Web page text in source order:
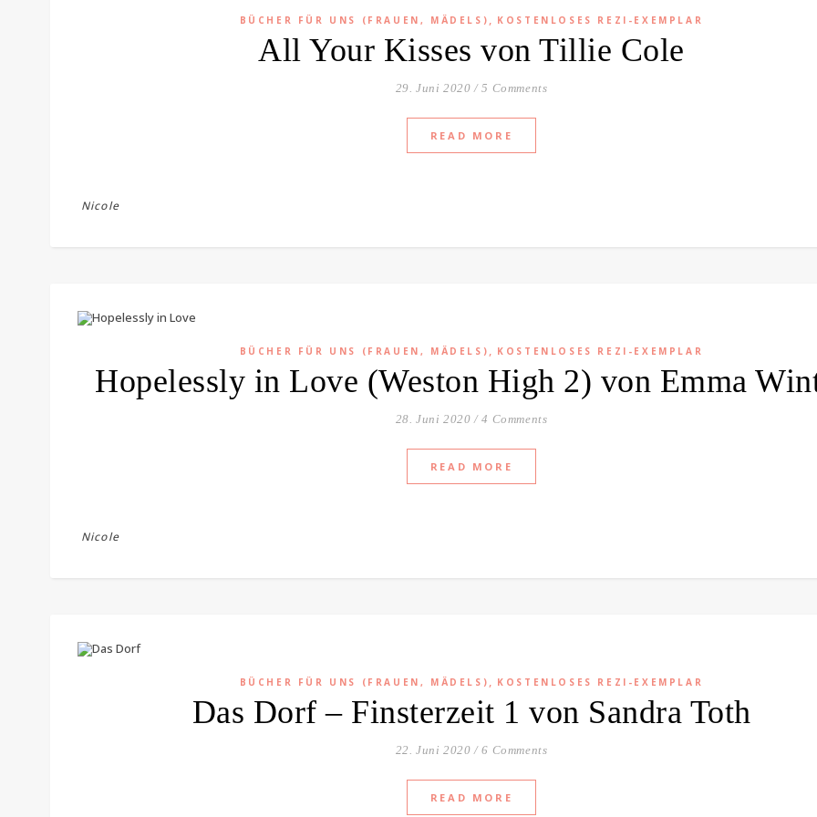
BÜCHER FÜR UNS (FRAUEN, MÄDELS) , KOSTENLOSES REZI-EXEMPLAR
All Your Kisses von Tillie Cole
29. Juni 2020 / 5 Comments
READ MORE
Nicole
BÜCHER FÜR UNS (FRAUEN, MÄDELS) , KOSTENLOSES REZI-EXEMPLAR
Hopelessly in Love (Weston High 2) von Emma
28. Juni 2020 / 4 Comments
READ MORE
Nicole
BÜCHER FÜR UNS (FRAUEN, MÄDELS) , KOSTENLOSES REZI-EXEMPLAR
Das Dorf – Finsterzeit 1 von Sandra Toth
22. Juni 2020 / 6 Comments
READ MORE